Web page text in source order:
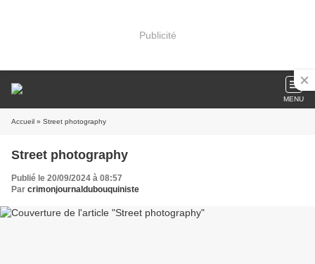
Publicité
MENU
Accueil » Street photography
Street photography
Publié le 20/09/2024 à 08:57
Par crimonjournaldubouquiniste